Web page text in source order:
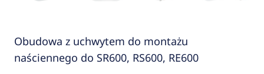
Obudowa z uchwytem do montażu
naściennego do SR600, RS600, RE600